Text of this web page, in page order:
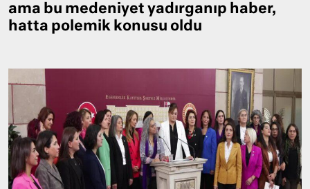
ama bu medeniyet yadırganıp haber,
hatta polemik konusu oldu